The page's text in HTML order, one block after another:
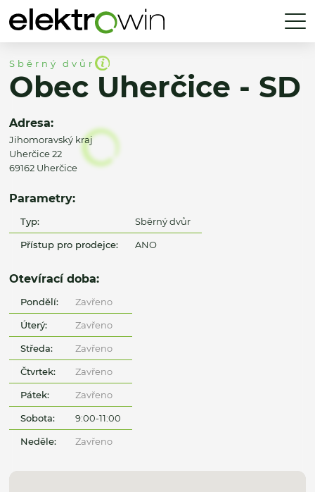
Sběrný dvůr
Obec Uherčice - SD
Adresa:
Jihomoravský kraj
Uherčice 22
69162 Uherčice
Parametry:
Typ: Sběrný dvůr
Přístup pro prodejce: ANO
Otevírací doba:
Pondělí: Zavřeno
Úterý: Zavřeno
Středa: Zavřeno
Čtvrtek: Zavřeno
Pátek: Zavřeno
Sobota: 9:00-11:00
Neděle: Zavřeno